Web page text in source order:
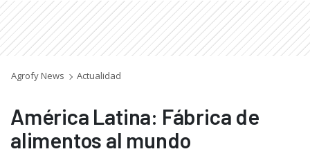
Agrofy News Actualidad
América Latina: Fábrica de
alimentos al mundo